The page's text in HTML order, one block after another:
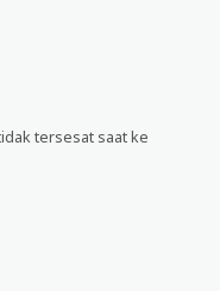
tersesat saat ke